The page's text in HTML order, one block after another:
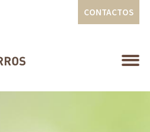
CONTACTOS